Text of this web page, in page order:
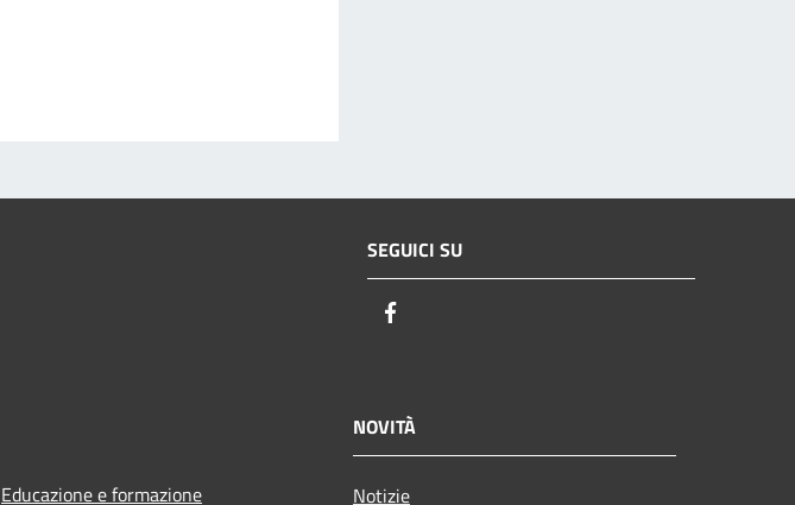
SEGUICI SU
Educazione e formazione
NOVITÀ
Notizie